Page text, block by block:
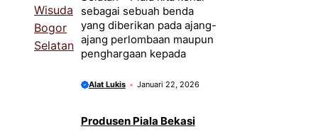
sebagai sebuah benda
yang diberikan pada ajang-
ajang perlombaan maupun
penghargaan kepada
Alat Lukis Januari 22, 2026
Produsen Piala Bekasi